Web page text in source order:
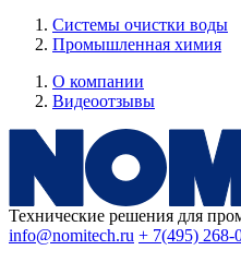
Системы очистки воды
Промышленная химия
О компании
Видеоотзывы
Технические решения для
info@nomitech.ru + 7(495) 268-